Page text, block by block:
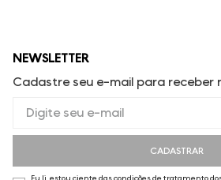
NEWSLETTER
Cadastre seu e-mail para receber
CADASTRAR